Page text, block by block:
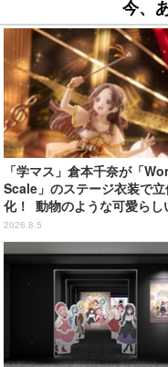
今、
「学マス」倉本千奈が「
Scale」のステージ衣装で立
化！ 動物のような可愛らし
顔が眩しい♪
2026.8.5